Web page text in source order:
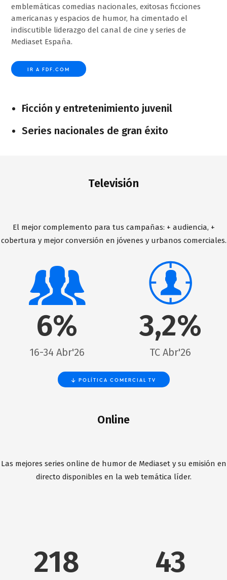
emblemáticas comedias nacionales, exitosas ficciones
americanas y espacios de humor, ha cimentado el
indiscutible liderazgo del canal de cine y series de
Mediaset España.
IR A FDF.COM
Ficción y entretenimiento juvenil
Series nacionales de gran éxito
Televisión
El mejor complemento para tus campañas: + audiencia, +
cobertura y mejor conversión en jóvenes y urbanos comerciales.
6%
16-34 Abr'26
3,2%
TC Abr'26
POLÍTICA COMERCIAL TV
Online
Las mejores series online de humor de Mediaset y su emisión en
directo disponibles en la web temática líder.
218 43